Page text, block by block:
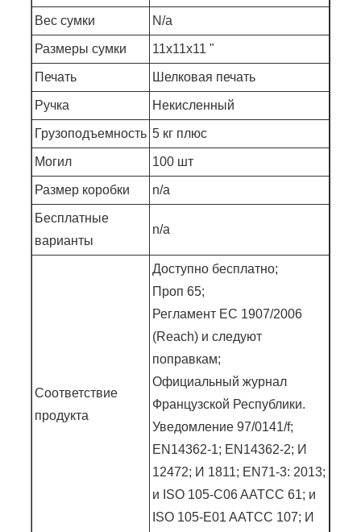
Вес сумки N/a
Размеры сумки 11x11x11 "
Печать Шелковая печать
Ручка Некисленный
Грузоподъемность 5 кг плюс
Могил 100 шт
Размер коробки n/a
Бесплатные
варианты
n/a
Соответствие
продукта
Доступно бесплатно;
Проп 65;
Регламент EC 1907/2006
(Reach) и следуют
поправкам;
Официальный журнал
Французской Республики.
Уведомление 97/0141/f;
EN14362-1; EN14362-2; И
12472; И 1811; EN71-3: 2013;
и ISO 105-C06 AATCC 61; и
ISO 105-E01 AATCC 107; И